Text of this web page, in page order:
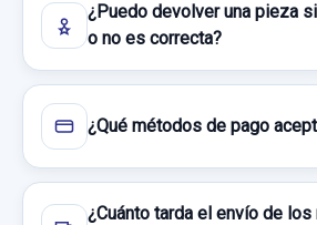
Ref: 662488
25,00 €
Sin IVA, gastos de envío no incluidos.
Consultar por whatsapp
¿Puedo devolver una pieza
o no es correcta?
¿Qué métodos de pago
¿Cuánto tarda el envío de